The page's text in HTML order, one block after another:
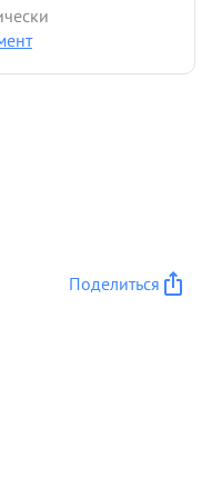
порядках пехоты
350 км. В
Организовать
Поделиться